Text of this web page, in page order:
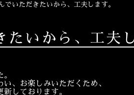
でいただきたいから、工夫します。
いから、工夫
、お楽しみいただくため、
しております。